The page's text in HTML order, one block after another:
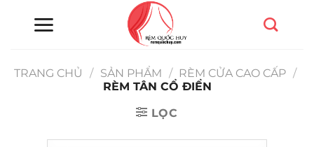
TRANG CHỦ
/ SẢN PHẨM / RÈM CỬA CAO CẤP /
RÈM TÂN CỔ ĐIỂN
LỌC